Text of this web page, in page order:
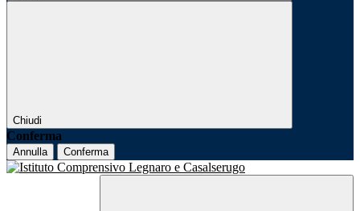
Chiudi
Conferma
Annulla Conferma